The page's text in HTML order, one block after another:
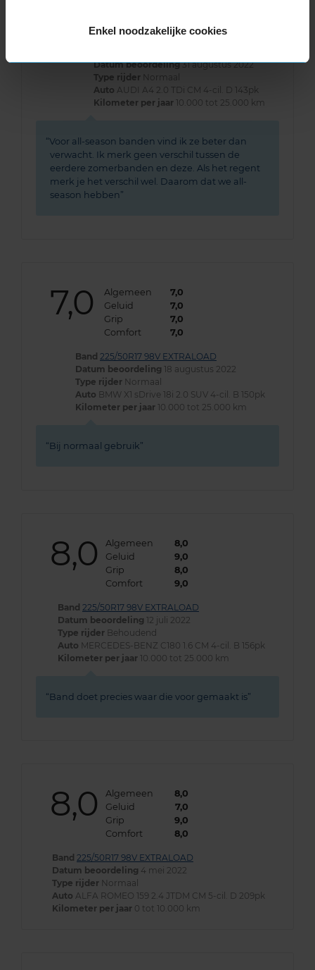
Enkel noodzakelijke cookies
Comfort
8,0
Datum beoordeling31 augustus 2022
Type rijder Normaal
Auto AUDI A4 2.0 TDi CM 4-cil. D 143pk
Kilometer per jaar 10.000 tot 25.000 km
Voor all-season banden vind ik ze beter dan
verwacht. Ik merk geen verschil tussen de
eerdere zomerbanden en deze. Als het regent
merk je het verschil wel. Daarom dat we all-
season hebben
7,0 Algemeen
7,0
Geluid
7,0
Grip
7,0
Comfort
7,0
Band 225/50R17 98V EXTRALOAD
Datum beoordeling 18 augustus 2022
Type rijder Normaal
Auto BMW X1 sDrive 18i 2.0 SUV 4-cil. B 150pk
Kilometer per jaar 10.000 tot 25.000 km
Bij normaal gebruik
8,0 Algemeen
8,0
Geluid
9,0
Grip
8,0
Comfort
9,0
Band 225/50R17 98V EXTRALOAD
Datum beoordeling 12 juli 2022
Type rijder Behoudend
Auto MERCEDES-BENZ C180 1.6 CM 4-cil. B 156pk
Kilometer per jaar 10.000 tot 25.000 km
Band doet precies waar die voor gemaakt is
8,0 Algemeen
8,0
Geluid
7,0
Grip
9,0
Comfort
8,0
Band 225/50R17 98V EXTRALOAD
Datum beoordeling 4 mei 2022
Type rijder Normaal
Auto ALFA ROMEO 159 2.4 JTDM CM 5-cil. D 209pk
Kilometer per jaar 0 tot 10.000 km